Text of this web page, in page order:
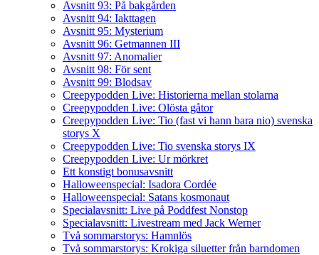
Avsnitt 93: På bakgården
Avsnitt 94: Iakttagen
Avsnitt 95: Mysterium
Avsnitt 96: Getmannen III
Avsnitt 97: Anomalier
Avsnitt 98: För sent
Avsnitt 99: Blodsav
Creepypodden Live: Historierna mellan stolarna
Creepypodden Live: Olösta gåtor
Creepypodden Live: Tio (fast vi hann bara nio) svenska
storys X
Creepypodden Live: Tio svenska storys IX
Creepypodden Live: Ur mörkret
Ett konstigt bonusavsnitt
Halloweenspecial: Isadora Cordée
Halloweenspecial: Satans kosmonaut
Specialavsnitt: Live på Poddfest Nonstop
Specialavsnitt: Livestream med Jack Werner
Två sommarstorys: Hamnlös
Två sommarstorys: Krokiga siluetter från barndomen